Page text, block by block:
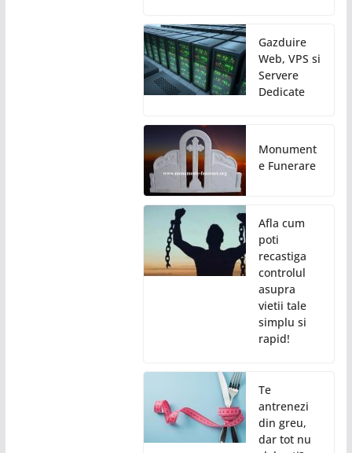
Gazduire
Web, VPS si
Servere
Dedicate
Monument
e Funerare
Afla cum
poti
recastiga
controlul
asupra
vietii tale
simplu si
rapid!
Te
antrenezi
din greu,
dar tot nu